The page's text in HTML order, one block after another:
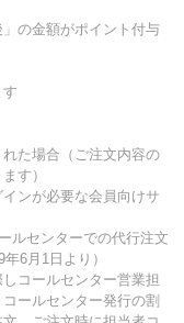
の金額がポイント付与
た場合（ご注文内容の
す）
ンが必要な会員向けサ
ルセンターでの代行注文
6月1日より）
コールセンター営業担
ールセンター発行の割